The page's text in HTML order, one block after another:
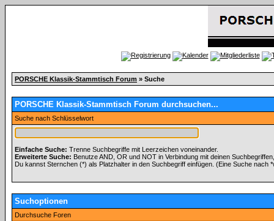
PORSCHE Klassik-Stammtisch Forum » Suche
PORSCHE Klassik-Stammtisch Forum durchsuchen...
Suche nach Schlüsselwort
Einfache Suche: Trenne Suchbegriffe mit Leerzeichen voneinander.
Erweiterte Suche: Benutze AND, OR und NOT in Verbindung mit deinen
Du kannst Sternchen (*) als Platzhalter in den Suchbegriff einfügen. (Eine Suche nach
Suchoptionen
Durchsuche Foren